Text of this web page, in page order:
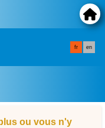
fr en
ou vous n'y